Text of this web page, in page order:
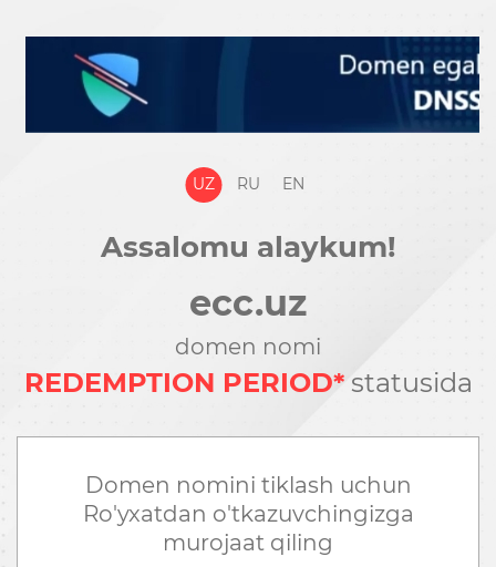
UZ RU EN
Assalomu alaykum!
ecc.uz
domen nomi
REDEMPTION PERIOD*statusida
Domen nomini tiklash uchun
Ro'yxatdan o'tkazuvchingizga
murojaat qiling